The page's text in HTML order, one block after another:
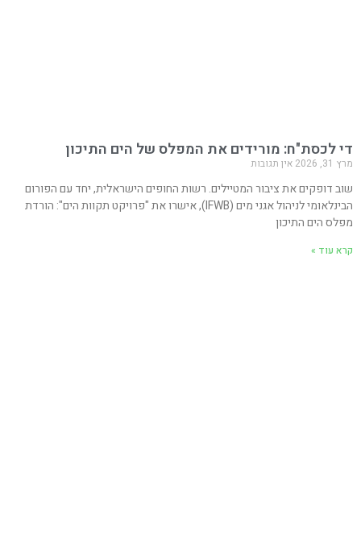
די לכסת"ח: מורידים את המפלס של הים התיכון
מרץ 31, 2026 אין תגובות
שוב דופקים את ציבור המטיילים. רשות החופים הישראלית, יחד עם הפורום
הבינלאומי לניהול אגני מים (IFWB), אישרו את "פרויקט תקוות הים": הורדת
מפלס הים התיכון
קרא עוד »